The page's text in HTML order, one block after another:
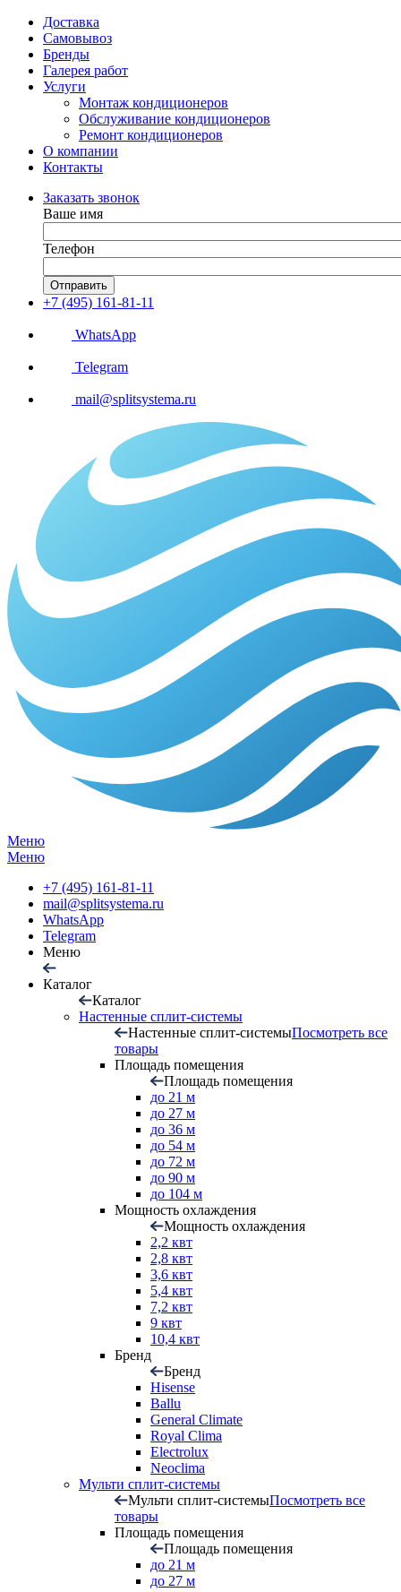
Доставка
Самовывоз
Бренды
Галерея работ
Услуги
Монтаж кондиционеров
Обслуживание кондиционеров
Ремонт кондиционеров
О компании
Контакты
Заказать звонок
Ваше имя
Телефон
Отправить
+7 (495) 161-81-11
WhatsApp
Telegram
mail@splitsystema.ru
Меню
Меню
+7 (495) 161-81-11
mail@splitsystema.ru
WhatsApp
Telegram
Меню
Каталог
Каталог
Настенные сплит-системы
Настенные сплит-системыПосмотреть все
товары
Площадь помещения
Площадь помещения
до 21 м
до 27 м
до 36 м
до 54 м
до 72 м
до 90 м
до 104 м
Мощность охлаждения
Мощность охлаждения
2,2 квт
2,8 квт
3,6 квт
5,4 квт
7,2 квт
9 квт
10,4 квт
Бренд
Бренд
Hisense
Ballu
General Climate
Royal Clima
Electrolux
Neoclima
Мульти сплит-системы
Мульти сплит-системыПосмотреть все
товары
Площадь помещения
Площадь помещения
до 21 м
до 27 м